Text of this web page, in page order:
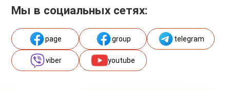
Мы в социальных сетях:
page group telegram
viber youtube